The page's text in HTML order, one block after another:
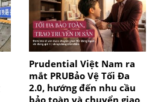
Prudential Việt Nam ra
mắt PRUBảo Vệ Tối Đa
2.0, hướng đến nhu cầu